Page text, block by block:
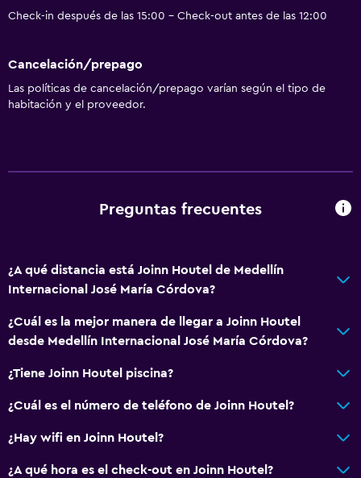
Check-in después de las 15:00 - Check-out antes de las 12:00
Cancelación/prepago
Las políticas de cancelación/prepago varían según el tipo de
habitación y el proveedor.
Preguntas frecuentes
¿A qué distancia está Joinn Houtel de Medellín
Internacional José María Córdova?
¿Cuál es la mejor manera de llegar a Joinn Houtel
desde Medellín Internacional José María Córdova?
¿Tiene Joinn Houtel piscina?
¿Cuál es el número de teléfono de Joinn Houtel?
¿Hay wifi en Joinn Houtel?
¿A qué hora es el check-out en Joinn Houtel?